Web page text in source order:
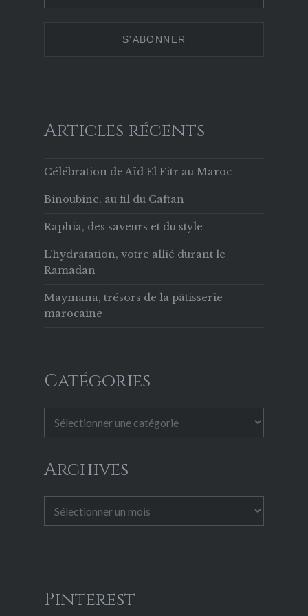
629853133756169
Facebook
TwitterInstagram
Pinterest
Articles récents
Célébration de Aïd El Fitr au Maroc
Binoubine, au fil du Caftan
Raphia, des saveurs et du style
L’hydratation, votre allié durant le
Ramadan
Maymana, trésors de la pâtisserie
marocaine
Catégories
Archives
Pinterest